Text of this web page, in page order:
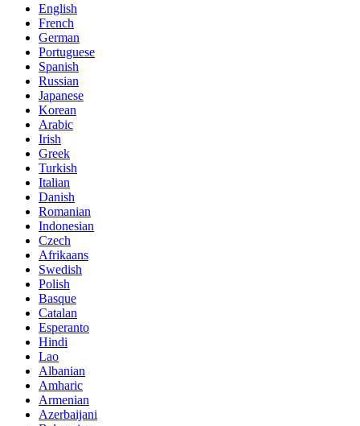
English
French
German
Portuguese
Spanish
Russian
Japanese
Korean
Arabic
Irish
Greek
Turkish
Italian
Danish
Romanian
Indonesian
Czech
Afrikaans
Swedish
Polish
Basque
Catalan
Esperanto
Hindi
Lao
Albanian
Amharic
Armenian
Azerbaijani